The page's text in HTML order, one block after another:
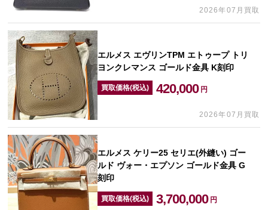
2026年07月買取
エルメス エヴリンTPM エトゥープ トリ
ヨンクレマンス ゴールド金具 K刻印
買取価格(税込) 420,000 円
2026年07月買取
エルメス ケリー25 セリエ(外縫い) ゴー
ルド ヴォー・エプソン ゴールド金具 G
刻印
買取価格(税込) 3,700,000 円